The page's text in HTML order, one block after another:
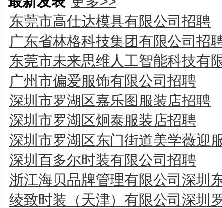
东莞市高仕达模具有限公司招聘
广东省林格科技集团有限公司招
东莞市未来思维人工智能科技有
广州市偏爱服饰有限公司招聘
深圳市罗湖区嘉乐图服装店招聘
深圳市罗湖区炯泰服装店招聘
深圳市罗湖区东门街道美学薇迎
深圳百多尔时装有限公司招聘
浙江海贝品牌管理有限公司深圳
绫致时装（天津）有限公司深圳